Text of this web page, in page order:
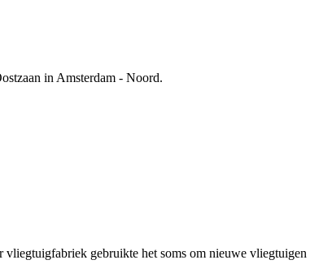
in Amsterdam - Noord.
gebruikte het soms om nieuwe vliegtuigen